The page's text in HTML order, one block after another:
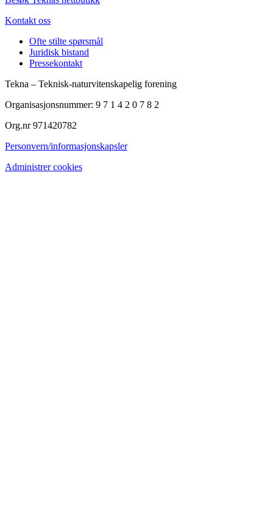
Kontakt oss
Ofte stilte spørsmål
Juridisk bistand
Pressekontakt
Tekna – Teknisk-naturvitenskapelig forening
Organisasjonsnummer: 9 7 1 4 2 0 7 8 2
Org.nr 971420782
Personvern/informasjonskapsler
Administrer cookies